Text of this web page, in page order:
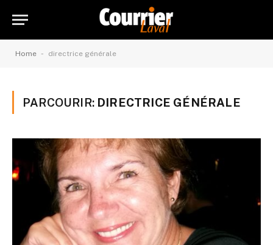
Home - directrice générale
PARCOURIR: DIRECTRICE GÉNÉRALE